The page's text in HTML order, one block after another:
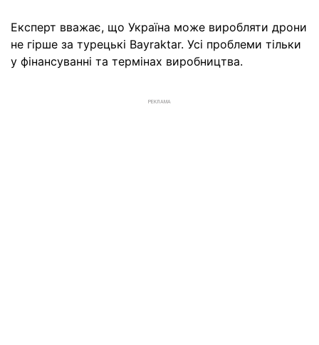
Експерт вважає, що Україна може виробляти дрони
не гірше за турецькі Bayraktar. Усі проблеми тільки
у фінансуванні та термінах виробництва.
РЕКЛАМА